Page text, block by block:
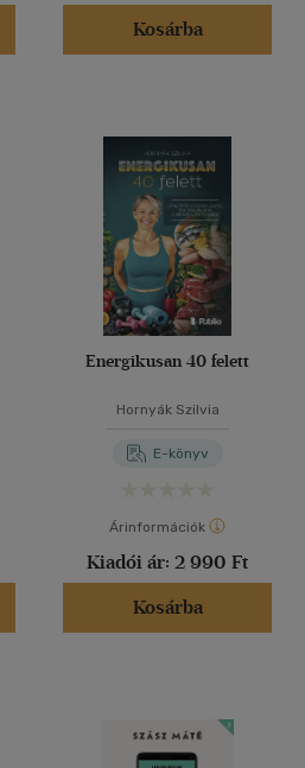
Kosárba
Energikusan 40 felett
Hornyák Szilvia
E-könyv
Árinformációk
Kiadói ár: 2 990 Ft
Kosárba